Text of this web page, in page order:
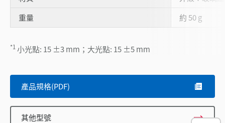
重量
約 50 g
*1 小光點: 15 ±3 mm；大光點: 15 ±5 mm
產品規格(PDF)
其他型號